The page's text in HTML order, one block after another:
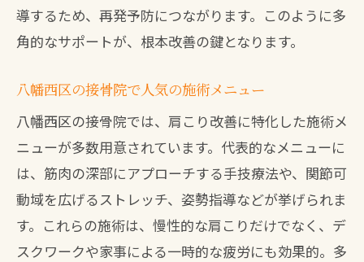
導するため、再発予防につながります。このように多
角的なサポートが、根本改善の鍵となります。
八幡西区の接骨院で人気の施術メニュー
八幡西区の接骨院では、肩こり改善に特化した施術メ
ニューが多数用意されています。代表的なメニューに
は、筋肉の深部にアプローチする手技療法や、関節可
動域を広げるストレッチ、姿勢指導などが挙げられま
す。これらの施術は、慢性的な肩こりだけでなく、デ
スクワークや家事による一時的な疲労にも効果的。多